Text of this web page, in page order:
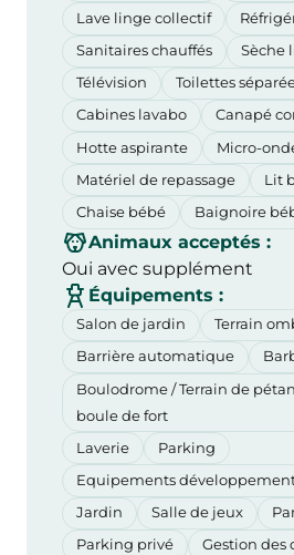
Lave linge collectif
Sanitaires chauffés
Sèche
Télévision
Toilettes
Cabines lavabo
Canapé
Hotte aspirante
Micro-
Matériel de repassage
Lit
Chaise bébé
Baignoire
Animaux acceptés :
Oui avec supplément
Équipements :
Salon de jardin Terrain
Barrière automatique
Boulodrome / Terrain de
boule de fort
Laverie
Parking
Equipements
Jardin
Salle de jeux
Parking privé
Gestion des